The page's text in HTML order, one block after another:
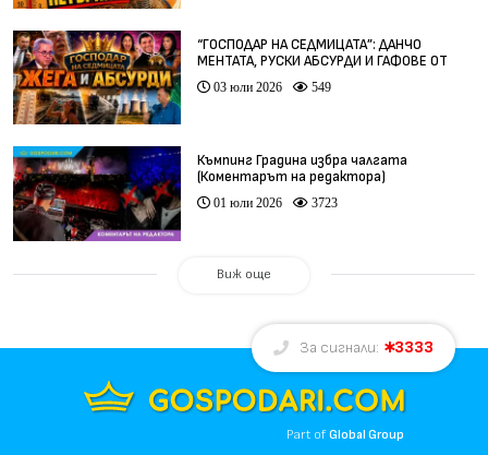
“ГОСПОДАР НА СЕДМИЦАТА”: ДАНЧО
МЕНТАТА, РУСКИ АБСУРДИ И ГАФОВЕ ОТ
ЦЯЛ СВЯТ
03 юли 2026 549
Къмпинг Градина избра чалгата
(Коментарът на редактора)
01 юли 2026 3723
Виж още
За сигнали: 3333
Part ofGlobal Group